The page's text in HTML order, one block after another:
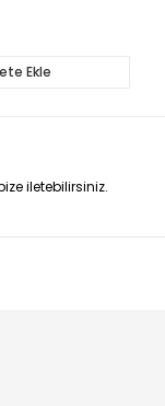
Ekle
iletebilirsiniz.